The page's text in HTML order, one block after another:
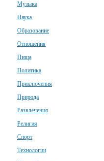
Музыка
Наука
Образование
Отношения
Пища
Политика
Приключения
Природа
Развлечения
Религия
Спорт
Технологии